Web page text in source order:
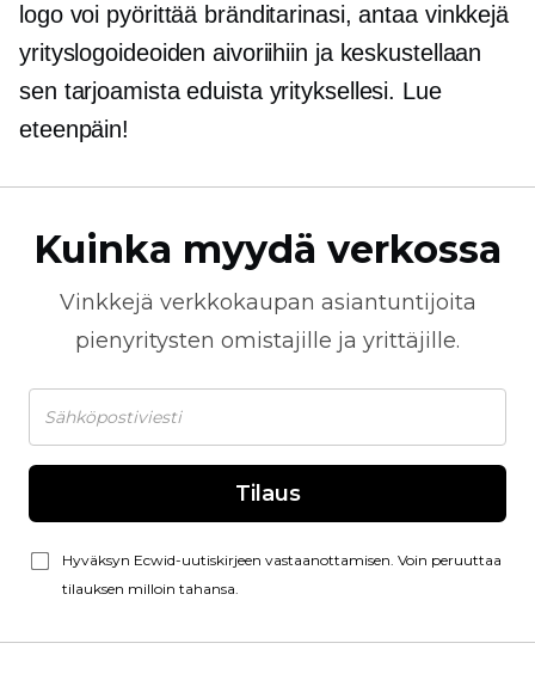
logo voi pyörittää bränditarinasi, antaa vinkkejä
yrityslogoideoiden aivoriihiin ja keskustellaan
sen tarjoamista eduista yrityksellesi. Lue
eteenpäin!
Kuinka myydä verkossa
Vinkkejä verkkokaupan asiantuntijoita
pienyritysten omistajille ja yrittäjille.
Tilaus
Hyväksyn Ecwid-uutiskirjeen vastaanottamisen. Voin peruuttaa
tilauksen milloin tahansa.